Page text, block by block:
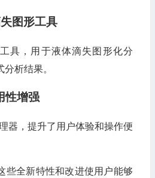
图形工具
具，用于液体滴失图形化分
析结果。
性增强
器，提升了用户体验和操作便
些全新特性和改进使用户能够